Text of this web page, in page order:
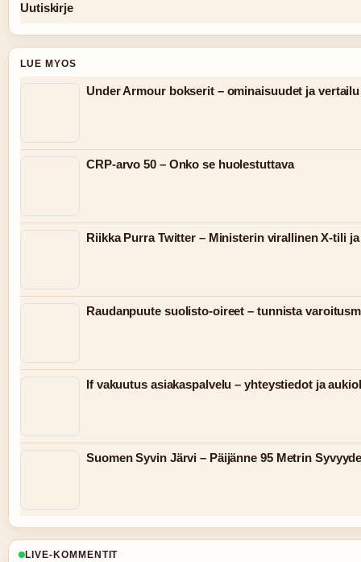
Uutiskirje
LUE MYOS
Under Armour bokserit – ominaisuudet ja vertailu
CRP-arvo 50 – Onko se huolestuttava
Riikka Purra Twitter – Ministerin virallinen X-tili
Raudanpuute suolisto-oireet – tunnista
If vakuutus asiakaspalvelu – yhteystiedot ja
Suomen Syvin Järvi – Päijänne 95 Metrin
LIVE-KOMMENTIT